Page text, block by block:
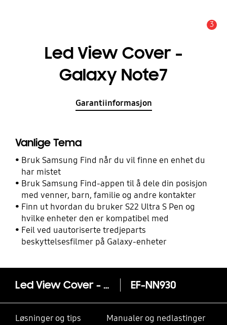
3
Led View Cover -
Galaxy Note7
Garantiinformasjon
Vanlige Tema
Bruk Samsung Find når du vil finne en enhet du
har mistet
Bruk Samsung Find-appen til å dele din posisjon
med venner, barn, familie og andre kontakter
Finn ut hvordan du bruker S22 Ultra S Pen og
hvilke enheter den er kompatibel med
Feil ved uautoriserte tredjeparts
beskyttelsesfilmer på Galaxy-enheter
Led View Cover - Galaxy Note7 EF-NN930
Løsninger og tips Manualer og nedlastinger